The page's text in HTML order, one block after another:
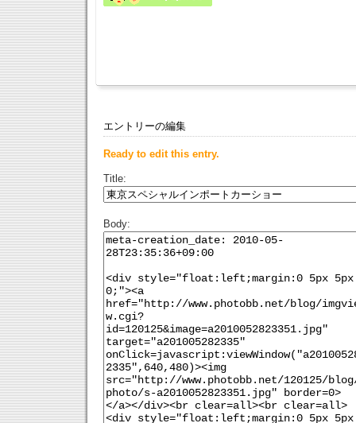
エントリーの編集
Ready to edit this entry.
Title:
Body: